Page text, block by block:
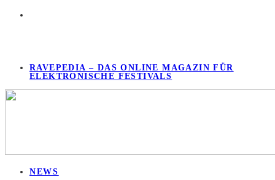
RAVEPEDIA – DAS ONLINE MAGAZIN FÜR
ELEKTRONISCHE FESTIVALS
NEWS